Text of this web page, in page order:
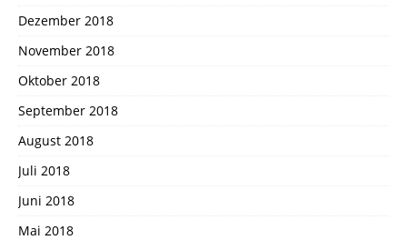
Dezember 2018
November 2018
Oktober 2018
September 2018
August 2018
Juli 2018
Juni 2018
Mai 2018